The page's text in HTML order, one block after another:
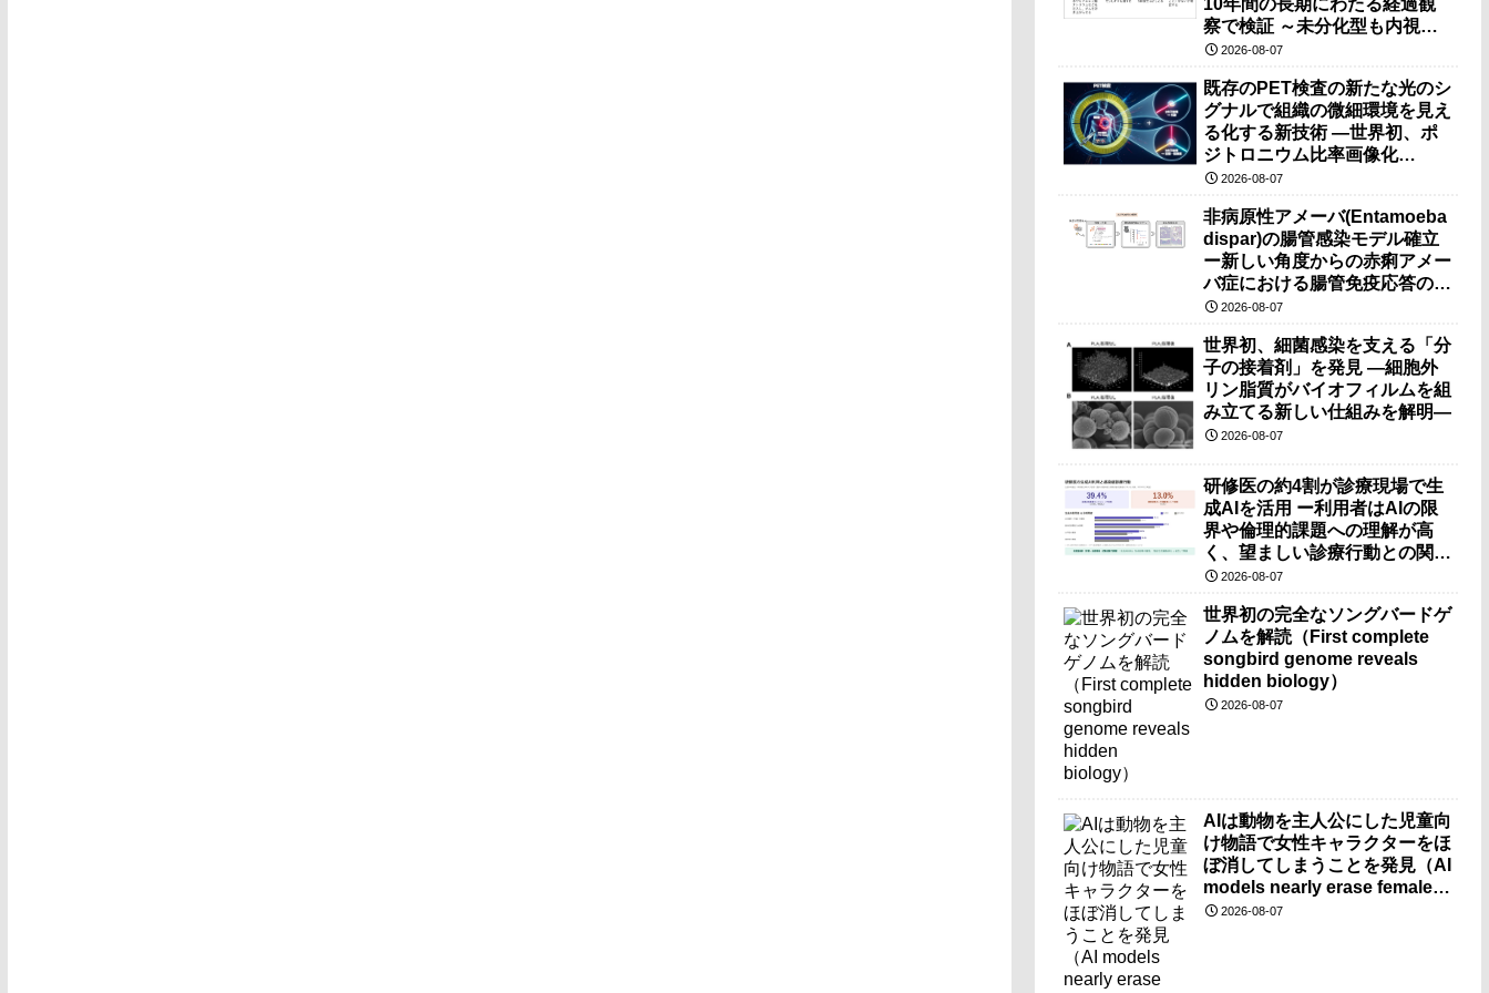
察で検証 ～未分化型も内視鏡
治療で胃の温存が可能～
2026-08-07
既存のPET検査の新たな光のシ
グナルで組織の微細環境を見え
る化する新技術 ―世界初、ポ
ジトロニウム比率画像化
（PRI）の原理検証に成功―
2026-08-07
非病原性アメーバ(Entamoeba
dispar)の腸管感染モデル確立
ー新しい角度からの赤痢アメー
バ症における腸管免疫応答の理
解に期待ー
2026-08-07
世界初、細菌感染を支える「分
子の接着剤」を発見 ―細胞外
リン脂質がバイオフィルムを組
み立てる新しい仕組みを解明―
2026-08-07
研修医の約4割が診療現場で生
成AIを活用 ー利用者はAIの限
界や倫理的課題への理解が高
く、望ましい診療行動との関連
も確認ー
2026-08-07
世界初の完全なソングバードゲ
ノムを解読（First complete
songbird genome reveals
hidden biology）
2026-08-07
AIは動物を主人公にした児童向
け物語で女性キャラクターをほ
ぼ消してしまうことを発見（AI
models nearly erase female
characters when they write
2026-08-07